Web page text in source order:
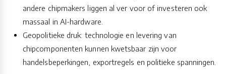
andere chipmakers liggen al ver voor of investeren ook
massaal in AI-hardware.
Geopolitieke druk: technologie en levering van
chipcomponenten kunnen kwetsbaar zijn voor
handelsbeperkingen, exportregels en politieke spanningen.